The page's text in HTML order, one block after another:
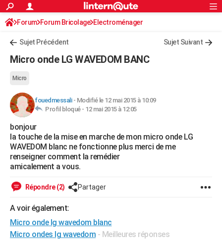
ACTUALITÉS
Politique
Société
Faits Divers
Education
Monde
Villes
+
AUTO
Essais
Réserver un essai
Citadines
Berlines
SUV
Forum auto
+HIGH-TECH
Mobiles
Meilleur smartphone
Internet
Ordinateurs
Jeux vidéo
Guide high-tech
+BRICOLAGE
Forum
Aménagement intérieur
Extérieur
Cuisine
Salle de bains
Jardinage
Rangement
WEEK-END
Guides de France
Escapades
Patrimoine
Expositions
Musées
Week-end nature
+
Art de vivre
Bien-être
Loisirs
Mode
Modes de vie
SANTE
Alimentation
Guide de la santé
Maladies
Médicaments
Sommeil
Destinations
City break
Voyage nature
Voyage de noces
Forum
Climat
+PHOTO
S'inscrire
Connexion
Forum Forum Bricolage Electroménager
Sujet Précédent Sujet Suivant
Micro onde LG WAVEDOM BANC
Micro
fouedmessali- Modifié le 12 mai 2015 à 10:09
Profil bloqué - 12 mai 2015 à 12:05
bonjour
la touche de la mise en marche de mon micro onde LG
WAVEDOM blanc ne fonctionne plus merci de me
renseigner comment la remédier
amicalement a vous.
Répondre (2) Partager
A voir également:
Micro onde lg wavedom blanc
Micro ondes lg wavedom - Meilleures réponses